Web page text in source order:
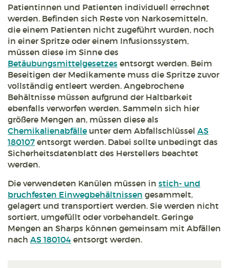
Patientinnen und Patienten individuell errechnet
werden. Befinden sich Reste von Narkosemitteln,
die einem Patienten nicht zugeführt wurden, noch
in einer Spritze oder einem Infusionssystem,
müssen diese im Sinne des
Betäubungsmittelgesetzes entsorgt werden. Beim
Beseitigen der Medikamente muss die Spritze zuvor
vollständig entleert werden. Angebrochene
Behältnisse müssen aufgrund der Haltbarkeit
ebenfalls verworfen werden. Sammeln sich hier
größere Mengen an, müssen diese als
Chemikalienabfälle unter dem Abfallschlüssel AS
180107 entsorgt werden. Dabei sollte unbedingt das
Sicherheitsdatenblatt des Herstellers beachtet
werden.
Die verwendeten Kanülen müssen in stich- und
bruchfesten Einwegbehältnissen gesammelt,
gelagert und transportiert werden. Sie werden nicht
sortiert, umgefüllt oder vorbehandelt. Geringe
Mengen an Sharps können gemeinsam mit Abfällen
nach AS 180104 entsorgt werden.